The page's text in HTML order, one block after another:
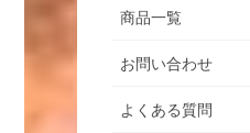
商品一覧
お問い合わせ
よくある質問